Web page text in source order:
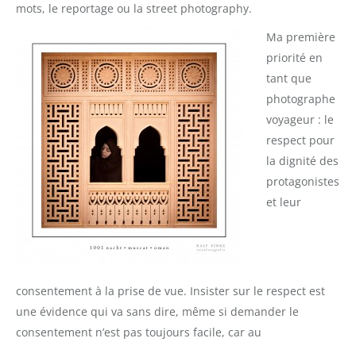
mots, le reportage ou la street photography.
Ma première
priorité en
tant que
photographe
voyageur : le
respect pour
la dignité des
protagonistes
et leur
consentement à la prise de vue. Insister sur le respect est
une évidence qui va sans dire, même si demander le
consentement n’est pas toujours facile, car au